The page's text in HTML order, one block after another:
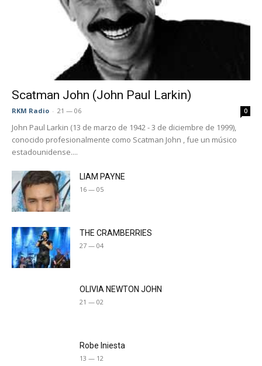
Scatman John (John Paul Larkin)
RKM Radio - 21 — 06 0
John Paul Larkin (13 de marzo de 1942 - 3 de diciembre de 1999),
conocido profesionalmente como Scatman John , fue un músico
estadounidense....
LIAM PAYNE
16 — 05
THE CRAMBERRIES
27 — 04
OLIVIA NEWTON JOHN
21 — 02
Robe Iniesta
13 — 12